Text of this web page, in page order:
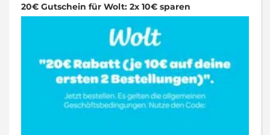
20€ Gutschein für Wolt: 2x 10€ sparen